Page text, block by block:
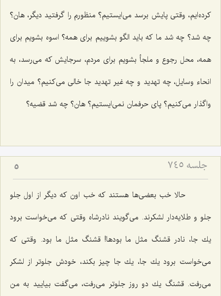
كرده‌ایم، وقتی پایش برسد می‌ایستیم؟ منظورم را گرفتید دیگر، هان؟
چه شد؟ چه شد ما كه باید الگو بشوییم برای همه؟ اسوه بشویم برای
همه، محل رجوع و ملجأ بشویم برای مردم، سرجایش كه می‌رسد، به
انحاء وسایل، چه تهدید و چه غیر تهدید جا خالی می‌كنیم؟ میدان را
واگذار می‌كنیم؟ پای حرفمان نمی‌ایستیم؟ هان؟ چه شد قضیه؟
جلسه ۷۴۵ 5
حالا خب بعضی‌ها هستند كه خب اون كه دیگر از اول جلو
جلو و طلایه‌دار لشكرند. می‌گویند نادرشاه وقتی كه می‌خواست برود
یك جا، نادر قشنگ مثل ما بودها! قشنگ مثل ما بود. وقتی كه
می‌خواست برود یك جا، یك جا چیز بكند، خودش جلوتر از لشكر
می‌رفت. قشنگ یك دو روز جلوتر می‌رفت، می‌گفت بیایید به من